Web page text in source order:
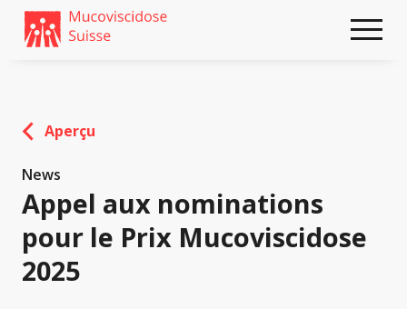
Weiter
zum
skip
Aperçu
News
Appel aux nominations
pour le Prix Mucoviscidose
2025